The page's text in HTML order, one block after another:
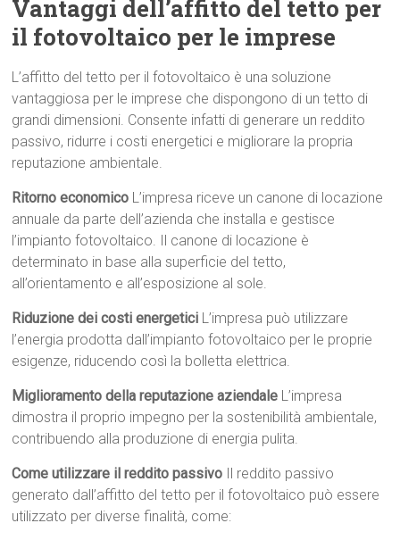
Vantaggi dell’affitto del tetto per
il fotovoltaico per le imprese
L’affitto del tetto per il fotovoltaico è una soluzione
vantaggiosa per le imprese che dispongono di un tetto di
grandi dimensioni. Consente infatti di generare un reddito
passivo, ridurre i costi energetici e migliorare la propria
reputazione ambientale.
Ritorno economico L’impresa riceve un canone di locazione
annuale da parte dell’azienda che installa e gestisce
l’impianto fotovoltaico. Il canone di locazione è
determinato in base alla superficie del tetto,
all’orientamento e all’esposizione al sole.
Riduzione dei costi energetici L’impresa può utilizzare
l’energia prodotta dall’impianto fotovoltaico per le proprie
esigenze, riducendo così la bolletta elettrica.
Miglioramento della reputazione aziendale L’impresa
dimostra il proprio impegno per la sostenibilità ambientale,
contribuendo alla produzione di energia pulita.
Come utilizzare il reddito passivo Il reddito passivo
generato dall’affitto del tetto per il fotovoltaico può essere
utilizzato per diverse finalità, come: